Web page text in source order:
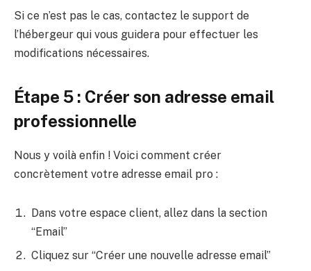
Si ce n’est pas le cas, contactez le support de
l’hébergeur qui vous guidera pour effectuer les
modifications nécessaires.
Étape 5 : Créer son adresse email
professionnelle
Nous y voilà enfin ! Voici comment créer
concrètement votre adresse email pro :
Dans votre espace client, allez dans la section
“Email”
Cliquez sur “Créer une nouvelle adresse email”